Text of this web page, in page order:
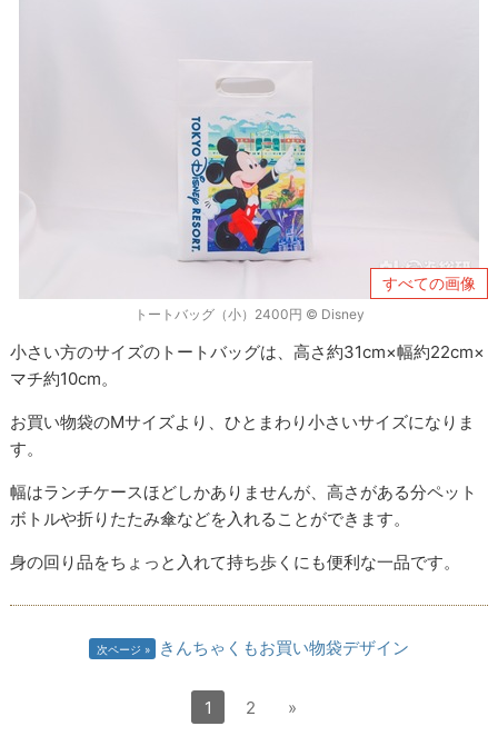
すべての画像
トートバッグ（小）2400円 © Disney
小さい方のサイズのトートバッグは、高さ約31cm×幅約22cm×
マチ約10cm。
お買い物袋のMサイズより、ひとまわり小さいサイズになりま
す。
幅はランチケースほどしかありませんが、高さがある分ペット
ボトルや折りたたみ傘などを入れることができます。
身の回り品をちょっと入れて持ち歩くにも便利な一品です。
次ページ きんちゃくもお買い物袋デザイン
1 2 »